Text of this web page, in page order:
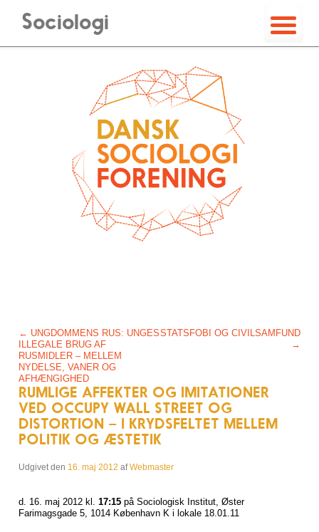
Sociologi
Post navigation
STATSFOBI OG CIVILSAMFUND
→
← UNGDOMMENS RUS: UNGES
ILLEGALE BRUG AF
RUSMIDLER – MELLEM
NYDELSE, VANER OG
AFHÆNGIGHED
RUMLIGE AFFEKTER OG IMITATIONER
VED OCCUPY WALL STREET OG
DISTORTION – I KRYDSFELTET MELLEM
POLITIK OG ÆSTETIK
Udgivet den 16. maj 2012 afWebmaster
d. 16. maj 2012 kl. 17:15 på Sociologisk Institut, Øster
Farimagsgade 5, 1014 København K i lokale 18.01.11